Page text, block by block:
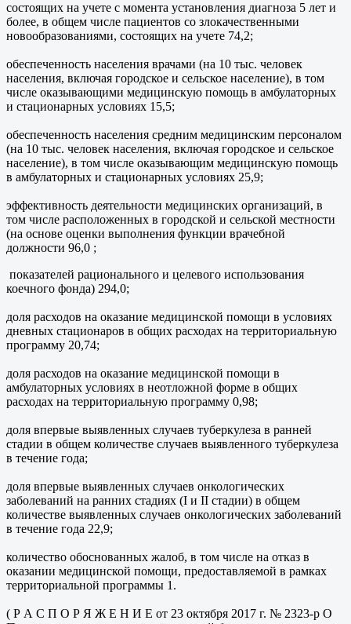
состоящих на учете с момента установления диагноза 5 лет и
более, в общем числе пациентов со злокачественными
новообразованиями, состоящих на учете 74,2;
обеспеченность населения врачами (на 10 тыс. человек
населения, включая городское и сельское население), в том
числе оказывающими медицинскую помощь в амбулаторных
и стационарных условиях 15,5;
обеспеченность населения средним медицинским персоналом
(на 10 тыс. человек населения, включая городское и сельское
население), в том числе оказывающим медицинскую помощь
в амбулаторных и стационарных условиях 25,9;
эффективность деятельности медицинских организаций, в
том числе расположенных в городской и сельской местности
(на основе оценки выполнения функции врачебной
должности 96,0 ;
показателей рационального и целевого использования
коечного фонда) 294,0;
доля расходов на оказание медицинской помощи в условиях
дневных стационаров в общих расходах на территориальную
программу 20,74;
доля расходов на оказание медицинской помощи в
амбулаторных условиях в неотложной форме в общих
расходах на территориальную программу 0,98;
доля впервые выявленных случаев туберкулеза в ранней
стадии в общем количестве случаев выявленного туберкулеза
в течение года;
доля впервые выявленных случаев онкологических
заболеваний на ранних стадиях (I и II стадии) в общем
количестве выявленных случаев онкологических заболеваний
в течение года 22,9;
количество обоснованных жалоб, в том числе на отказ в
оказании медицинской помощи, предоставляемой в рамках
территориальной программы 1.
( Р А С П О Р Я Ж Е Н И Е от 23 октября 2017 г. № 2323-р О